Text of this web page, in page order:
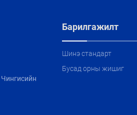
Барилгажилт
Шинэ стандарт
Бусад орны жишиг